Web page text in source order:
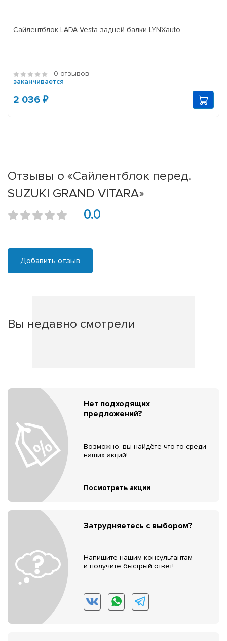
Сайлентблок LADA Vesta задней балки LYNXauto
0 отзывов
заканчивается
2 036 ₽
Отзывы о «Сайлентблок перед.
SUZUKI GRAND VITARA»
0.0
Добавить отзыв
Вы недавно смотрели
Нет подходящих
предложений?
Возможно, вы найдёте что-то среди
наших акций!
Посмотреть акции
Затрудняетесь с выбором?
Напишите нашим консультантам
и получите быстрый ответ!